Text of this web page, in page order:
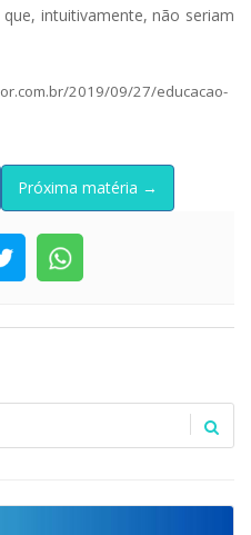
intuitivamente, não seriam
2019/09/27/educacao-
Próxima matéria →